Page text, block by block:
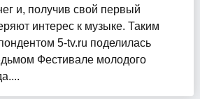
и, получив свой первый
интерес к музыке. Таким
5-tv.ru поделилась
Фестивале молодого